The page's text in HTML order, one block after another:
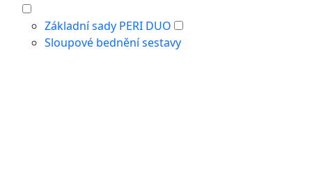
Základní sady PERI DUO
Sloupové bednění sestavy